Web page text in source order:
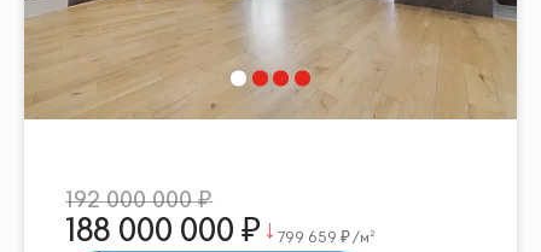
192 000 000
188 000 000 799 659 /м²